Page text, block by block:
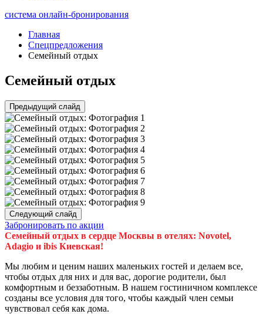
система онлайн-бронирования
Главная
Спецпредложения
Семейный отдых
Семейный отдых
Предыдущий слайд
Следующий слайд
Забронировать по акции
Семейный отдых в сердце Москвы в отелях: Novotel,
Adagio и ibis Киевская!
Мы любим и ценим наших маленьких гостей и делаем все,
чтобы отдых для них и для вас, дорогие родители, был
комфортным и беззаботным. В нашем гостиничном комплексе
созданы все условия для того, чтобы каждый член семьи
чувствовал себя как дома.